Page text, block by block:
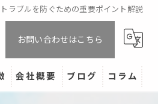
ラブルを防ぐための重要ポイント解説
お問い合わせはこちら
会社概要 ブログ コラム